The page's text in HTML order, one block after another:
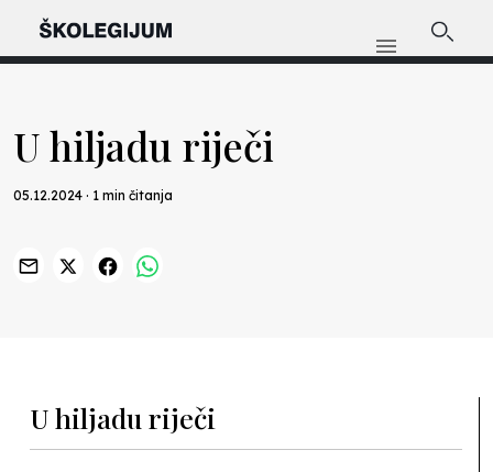
U hiljadu riječi
05.12.2024 · 1 min čitanja
U hiljadu riječi